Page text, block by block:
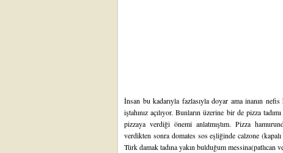
İnsan bu kadarıyla fazlasıyla doyar ama inanın
iştahınız açılıyor. Bunların üzerine bir de pizza
pizzaya verdiği önemi anlatmıştım. Pizza
verdikten sonra domates sos eşliğinde calzone
Türk damak tadına yakın bulduğum messina(patlıcan